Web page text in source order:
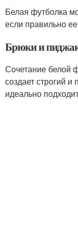
Белая футболка
если правильно
Брюки и
Сочетание белой
создает строгий
идеально